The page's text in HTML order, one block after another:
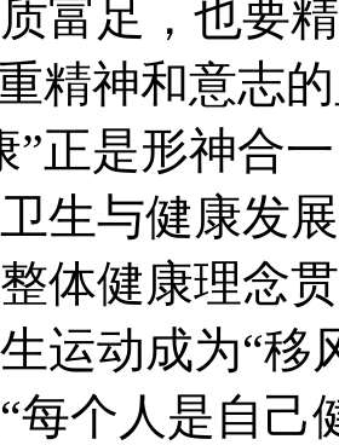
富足，也要
精神和意志
”正是形神合
生与健康发
体健康理念
运动成为“移
每个人是自己